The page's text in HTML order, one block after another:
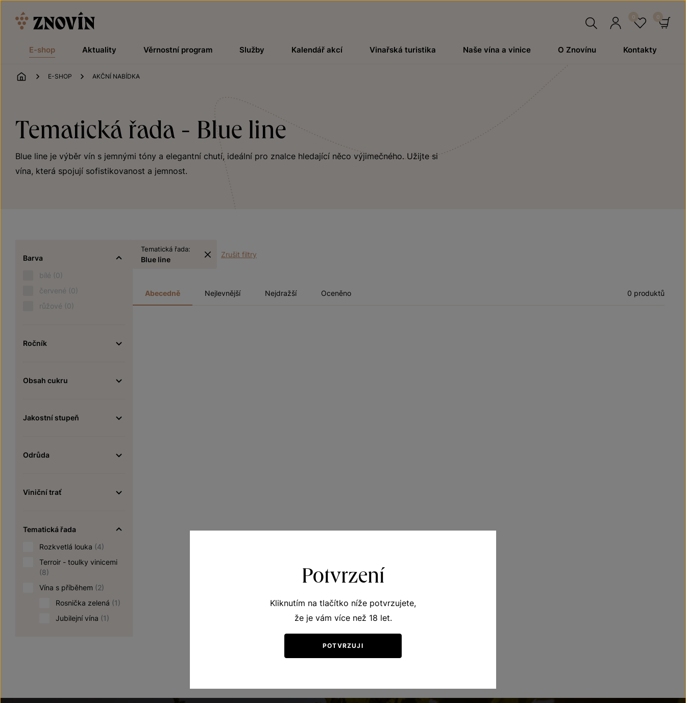
E-shop Aktuality Věrnostní program Služby Kalendář akcí Vinařská turistika Naše vína a vinice O Znovínu Kontakty
ÚVOD
E-SHOP AKČNÍ NABÍDKA
Tematická řada - Blue line
Blue line je výběr vín s jemnými tóny a elegantní chutí, ideální pro znalce hledající něco výjimečného. Užijte si
vína, která spojují sofistikovanost a jemnost.
Barva
bílé (0)
červené (0)
růžové (0)
Ročník
Obsah cukru
Jakostní stupeň
Odrůda
Viniční trať
Tematická řada
Rozkvetlá louka (4)
Terroir - toulky vinicemi
(8)
Vína s příběhem (2)
Rosnička zelená (1)
Jubilejní vína (1)
Tematická řada:
Blue line
Zrušit filtry
Abecedně Nejlevnější Nejdražší Oceněno 0 produktů
Potvrzení
Kliknutím na tlačítko níže potvrzujete,
že je vám více než 18 let.
POTVRZUJI